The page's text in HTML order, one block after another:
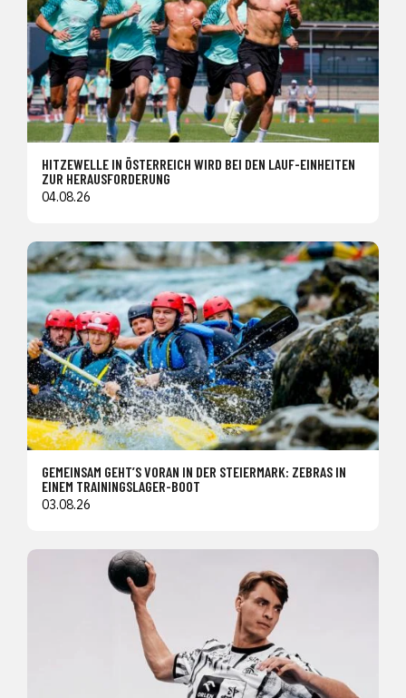
HITZEWELLE IN ÖSTERREICH WIRD BEI DEN LAUF-EINHEITEN
ZUR HERAUSFORDERUNG
04.08.26
GEMEINSAM GEHT’S VORAN IN DER STEIERMARK: ZEBRAS IN
EINEM TRAININGSLAGER-BOOT
03.08.26